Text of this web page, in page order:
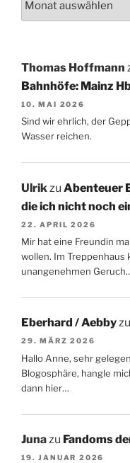
Thomas Hoffmann
Bahnhöfe: Mainz
10. MAI 2026
Sind wir ehrlich, der
Wasser reichen.
Ulrik zu Abenteuer
die ich nicht noch
22. APRIL 2026
Mir hat eine Freundin
wollen. Im Treppenhaus
unangenehmen
Eberhard / Aebbyzu
29. MÄRZ 2026
Hallo Anne, sehr
Blogosphäre, hangle
dann hier…
Junazu Fandoms
19. JANUAR 2026